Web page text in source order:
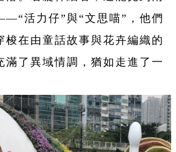
活力仔”與“文思喵”，他們
梭在由童話故事與花卉編織的
滿了異域情調，猶如走進了一